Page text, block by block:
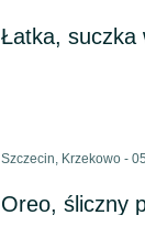
Łatka, suczka
Szczecin, Krzekowo -
Oreo, śliczny